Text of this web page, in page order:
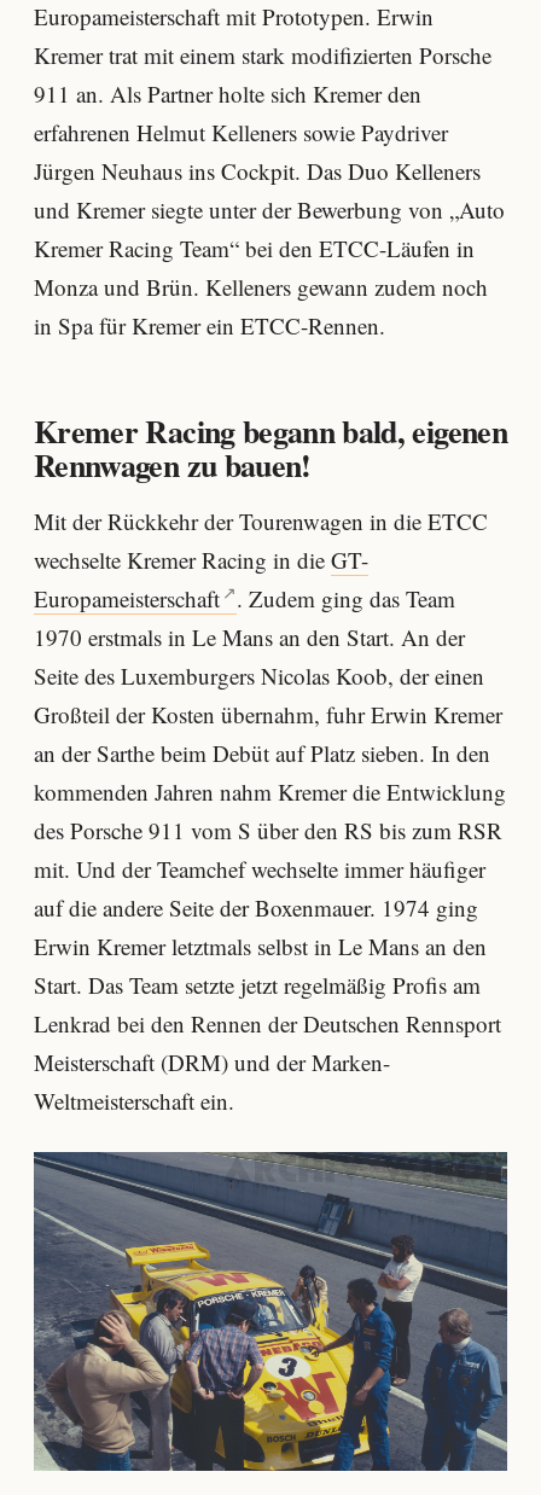
Europameisterschaft mit Prototypen. Erwin
Kremer trat mit einem stark modifizierten Porsche
911 an. Als Partner holte sich Kremer den
erfahrenen Helmut Kelleners sowie Paydriver
Jürgen Neuhaus ins Cockpit. Das Duo Kelleners
und Kremer siegte unter der Bewerbung von „Auto
Kremer Racing Team“ bei den ETCC-Läufen in
Monza und Brün. Kelleners gewann zudem noch
in Spa für Kremer ein ETCC-Rennen.
Kremer Racing begann bald, eigenen
Rennwagen zu bauen!
Mit der Rückkehr der Tourenwagen in die ETCC
wechselte Kremer Racing in die GT-
Europameisterschaft . Zudem ging das Team
1970 erstmals in Le Mans an den Start. An der
Seite des Luxemburgers Nicolas Koob, der einen
Großteil der Kosten übernahm, fuhr Erwin Kremer
an der Sarthe beim Debüt auf Platz sieben. In den
kommenden Jahren nahm Kremer die Entwicklung
des Porsche 911 vom S über den RS bis zum RSR
mit. Und der Teamchef wechselte immer häufiger
auf die andere Seite der Boxenmauer. 1974 ging
Erwin Kremer letztmals selbst in Le Mans an den
Start. Das Team setzte jetzt regelmäßig Profis am
Lenkrad bei den Rennen der Deutschen Rennsport
Meisterschaft (DRM) und der Marken-
Weltmeisterschaft ein.